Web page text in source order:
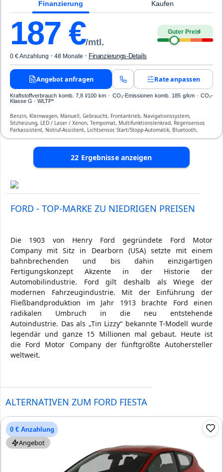
Finanzierung Kaufen
187 €/mtl.
Guter Preis4
0 € Anzahlung · 48 Monate · Finanzierungs-Details
Angebot anfragen Rate anpassen
Kraftstoffverbrauch komb. 7,8 l/100 km · CO₂-Emissionen komb. 185 g/km · CO₂-
Klasse G · WLTP*
Benzin, Kleinwagen, Manuell, Gebraucht, Frontantrieb, Navigationssystem,
Sitzheizung, LED / Laser / Xenon, Tempomat, Multifunktionslenkrad, Regensensor,
Parkassistent, Notruf-Assistent, Lichtsensor, Start/Stopp-Automatik, Bluetooth,
Freisprecheinrichtung, Verkehrszeichen-Erkennung, ESP, ABS, Klimaautomatik, Front-
22 Ergebnisse anzeigen
FORD - TOP-MARKE ZU NIEDRIGEN PREISEN
Die 1903 von Henry Ford gegründete Ford Motor
Company mit Sitz in Dearborn (USA) setzte mit einem
bahnbrechenden und bis dahin einzigartigen
Fertigungskonzept Akzente in der Historie der
Automobilindustrie. Ford gilt deshalb als Wiege der
modernen Fahrzeugindustrie. Mit der Einführung der
Fließbandproduktion im Jahr 1913 brachte Ford einen
radikalen Umbruch in die neu entstehende
Autoindustrie. Das als „Tin Lizzy“ bekannte T-Modell wurde
legendär und ganze 15 Millionen mal gebaut. Heute ist
die Ford Motor Company der fünftgrößte Autohersteller
weltweit.
ALTERNATIVEN ZUM FORD FIESTA
0 € Anzahlung
Angebot